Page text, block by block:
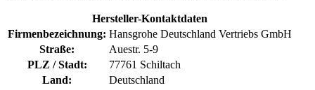
Hersteller-Kontaktdaten
Firmenbezeichnung: Hansgrohe Deutschland Vertriebs GmbH
Straße:
Auestr. 5-9
PLZ / Stadt:
77761 Schiltach
Land:
Deutschland